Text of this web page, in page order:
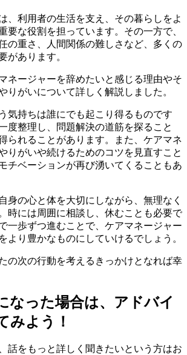
、利用者の生活を支え、その暮らしをよ
要な役割を担っています。その一方で、
の重さ、人間関係の難しさなど、多くの
があります。
ネージャーを辞めたいと感じる理由やそ
りがいについて詳しく解説しました。
気持ちは誰にでも起こり得るものです
度整理し、問題解決の道筋を探ること
られることがあります。また、ケアマネ
りがいや続けるためのコツを見直すこと
チベーションが再び湧いてくることもあ
身の心と体を大切にしながら、無理なく
時には周囲に相談し、休むことも必要で
一歩ずつ進むことで、ケアマネージャー
より豊かなものにしていけるでしょう。
の次の行動を考えるきっかけとなれば幸
なった場合は、アドバイ
みよう！
話をもっと詳しく聞きたいという方はお